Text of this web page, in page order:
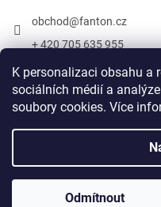
K personalizaci obsahu a
sociálních médií a
soubory cookies. Více
Odmítnout
obchod@fanton.cz
+ 420 705 635 955
+ 420 705 635 951
.